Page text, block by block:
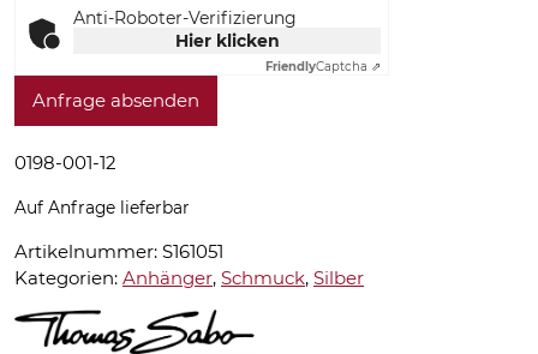
Anti-Roboter-Verifizierung
Hier klicken
FriendlyCaptcha ⇗
Anfrage absenden
0198-001-12
Auf Anfrage lieferbar
Artikelnummer: S161051
Kategorien: Anhänger, Schmuck, Silber